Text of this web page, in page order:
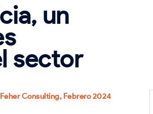
un
sector
Feher Consulting, Febrero 2024